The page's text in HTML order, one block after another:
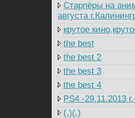
Старпёры на
августа
крутое
the best
the best 2
the best 3
the best 4
PS4 -29.11.2013
(.)(.)